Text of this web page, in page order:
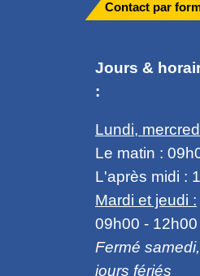
Contact par
Jours &
:
Lundi,
Le matin :
L'après midi :
Mardi et jeudi :
09h00 - 12h00
Fermé
jours fériés